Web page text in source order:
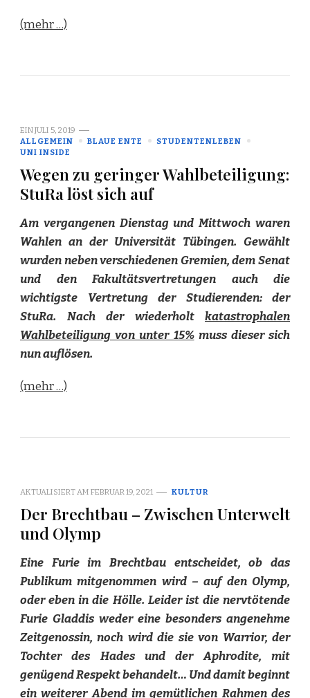
(mehr …)
EINJULI 5, 2019
ALLGEMEIN
BLAUE ENTE
STUDENTENLEBEN
UNI INSIDE
Wegen zu geringer Wahlbeteiligung:
StuRa löst sich auf
Am vergangenen Dienstag und Mittwoch waren
Wahlen an der Universität Tübingen. Gewählt
wurden neben verschiedenen Gremien, dem Senat
und den Fakultätsvertretungen auch die
wichtigste Vertretung der Studierenden: der
StuRa. Nach der wiederholt katastrophalen
Wahlbeteiligung von unter 15%muss dieser sich
nun auflösen.
(mehr …)
AKTUALISIERT AM FEBRUAR 19, 2021 KULTUR
Der Brechtbau – Zwischen Unterwelt
und Olymp
Eine Furie im Brechtbau entscheidet, ob das
Publikum mitgenommen wird – auf den Olymp,
oder eben in die Hölle. Leider ist die nervtötende
Furie Gladdis weder eine besonders angenehme
Zeitgenossin, noch wird die sie von Warrior, der
Tochter des Hades und der Aphrodite, mit
genügend Respekt behandelt… Und damit beginnt
ein weiterer Abend im gemütlichen Rahmen des